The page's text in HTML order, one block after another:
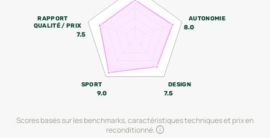
AUTONOMIE
8.0
DESIGN
7.5
SPORT
9.0
RAPPORT
QUALITÉ / PRIX
7.5
Scores basés sur les benchmarks, caractéristiques techniques et prix en
reconditionné.